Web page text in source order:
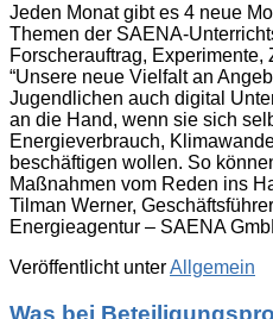
Jeden Monat gibt es 4 neue
Themen der SAENA-
Forscherauftrag,
“Unsere neue Vielfalt an
Jugendlichen auch digital
an die Hand, wenn sie sich
Energieverbrauch,
beschäftigen wollen. So
Maßnahmen vom Reden ins
Tilman Werner,
Energieagentur – SAENA
Veröffentlicht unterAllgemein
Was bei